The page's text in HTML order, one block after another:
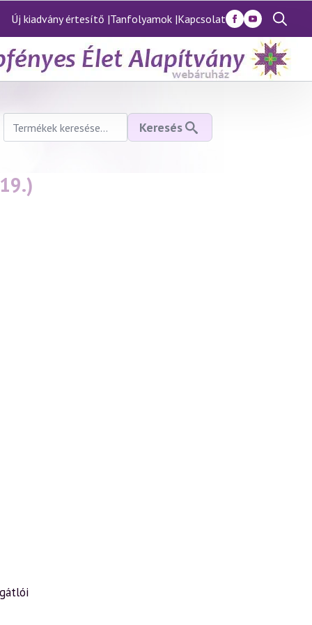
Új kiadvány értesítő |Tanfolyamok |Kapcsolat
Search
for:
Keresés
következőre:
Keresés